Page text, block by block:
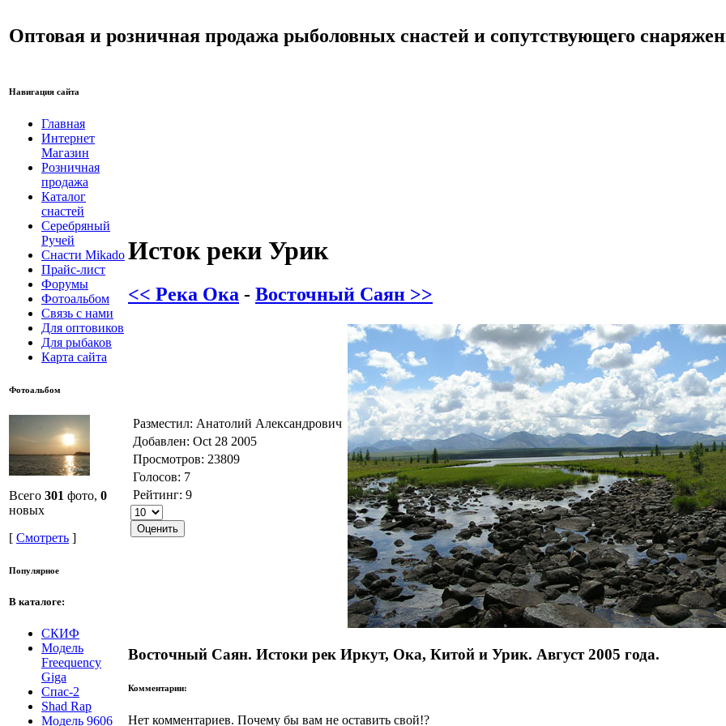
Оптовая и розничная продажа рыболовных снастей и сопутствующего
Навигация сайта
Главная
Интернет
Магазин
Розничная
продажа
Каталог
снастей
Серебряный
Ручей
Снасти Mikado
Прайс-лист
Форумы
Фотоальбом
Связь с нами
Для оптовиков
Для рыбаков
Карта сайта
Фотоальбом
Всего 301 фото, 0
новых
[ Смотреть ]
Популярное
В каталоге:
СКИФ
Модель
Freequency
Giga
Спас-2
Shad Rap
Модель 9606
Исток реки Урик
<< Река Ока - Восточный Саян >>
Разместил: Анатолий Александрович
Добавлен: Oct 28 2005
Просмотров: 23809
Голосов: 7
Рейтинг: 9
Восточный Саян. Истоки рек Иркут, Ока, Китой и Урик. Август 2005 года.
Комментарии:
Нет комментариев. Почему бы вам не оставить свой!?